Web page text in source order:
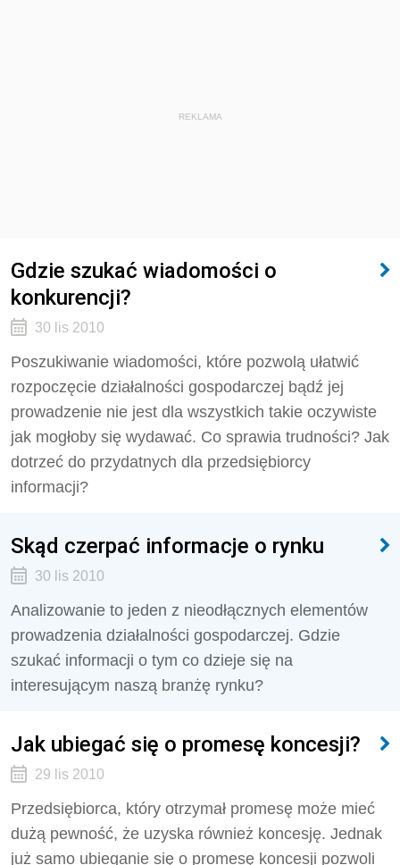
REKLAMA
Gdzie szukać wiadomości o
konkurencji?
30 lis 2010
Poszukiwanie wiadomości, które pozwolą ułatwić
rozpoczęcie działalności gospodarczej bądź jej
prowadzenie nie jest dla wszystkich takie oczywiste
jak mogłoby się wydawać. Co sprawia trudności? Jak
dotrzeć do przydatnych dla przedsiębiorcy
informacji?
Skąd czerpać informacje o rynku
30 lis 2010
Analizowanie to jeden z nieodłącznych elementów
prowadzenia działalności gospodarczej. Gdzie
szukać informacji o tym co dzieje się na
interesującym naszą branżę rynku?
Jak ubiegać się o promesę koncesji?
29 lis 2010
Przedsiębiorca, który otrzymał promesę może mieć
dużą pewność, że uzyska również koncesję. Jednak
już samo ubieganie się o promesę koncesji pozwoli